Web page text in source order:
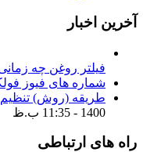
آخرین اخبار
فیلتر روغن چه
شماره های فیوز
طریقه (روش)
1400 - 11:35 ب.ظ
راه های ارتباطی